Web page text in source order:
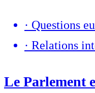
· Questions
· Relations
Le Parlement